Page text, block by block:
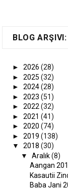
BLOG ARŞIVI:
►2026(28)
►2025(32)
►2024(28)
►2023(51)
►2022(32)
►2021(41)
►2020(74)
►2019(138)
▼2018(30)
▼Aralık(8)
Aangan
Kasautii
Baba Jani